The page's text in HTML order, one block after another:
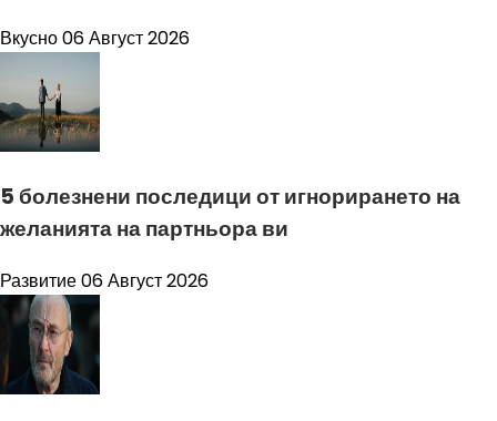
Вкусно06 Август 2026
5 болезнени последици от игнорирането на
желанията на партньора ви
Развитие06 Август 2026